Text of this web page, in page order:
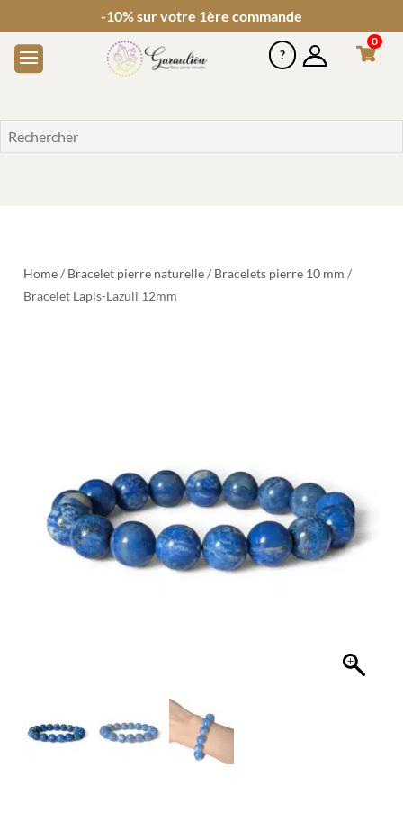
-10% sur votre 1ère commande
0
Home/ Bracelet pierre naturelle/ Bracelets pierre 10 mm /
Bracelet Lapis-Lazuli 12mm